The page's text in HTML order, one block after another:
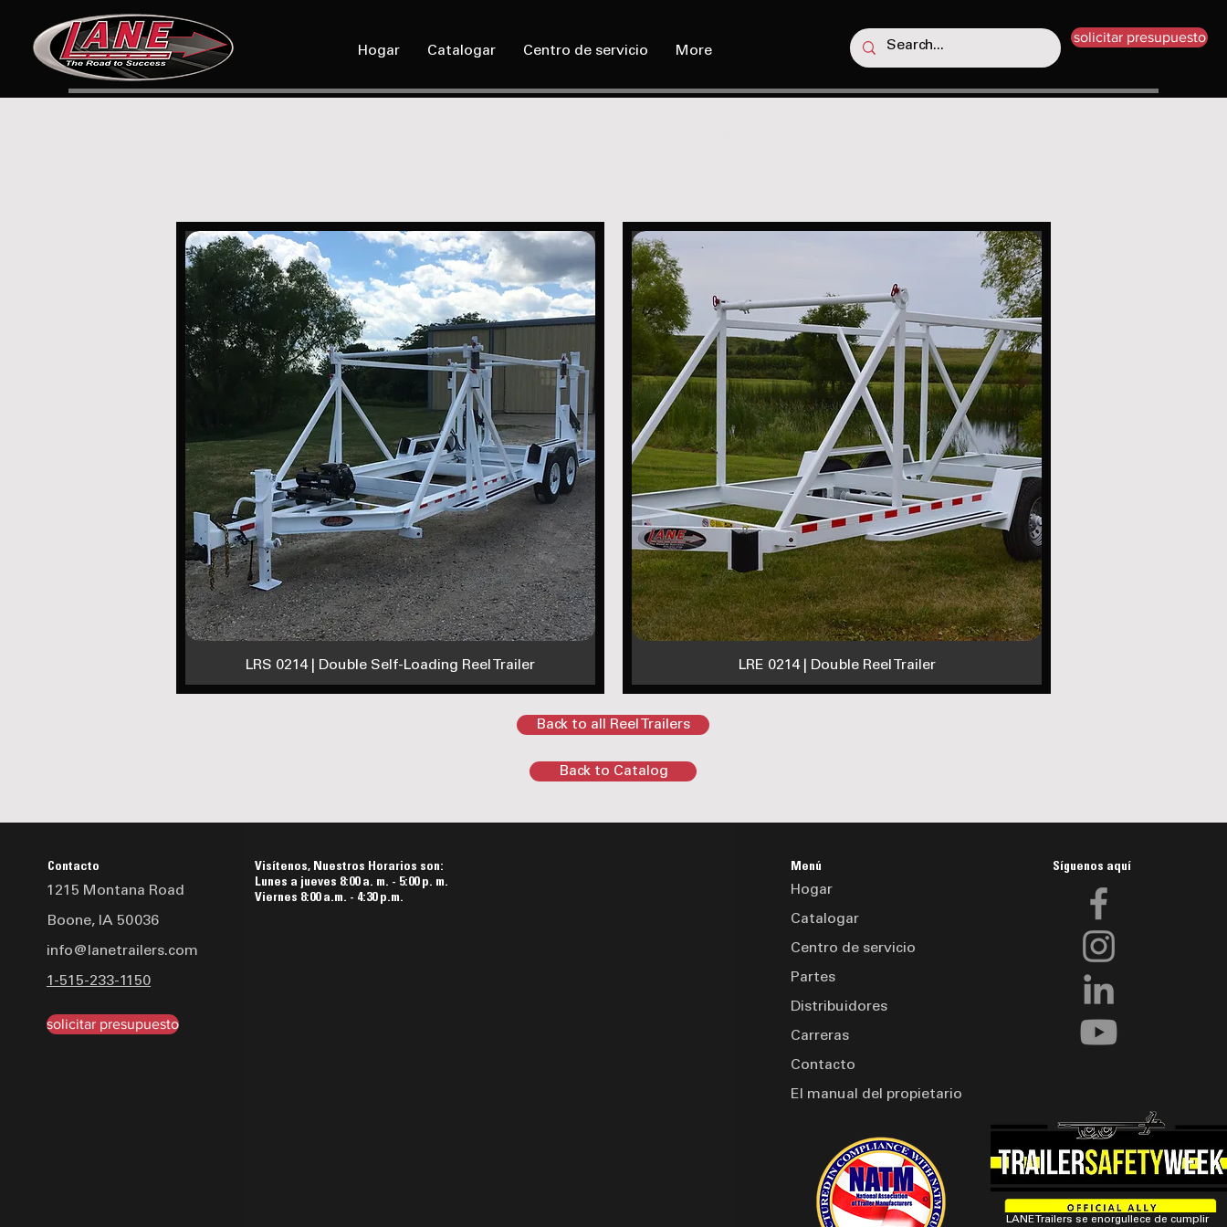
Hogar Catalogar Centro de servicio More
solicitar presupuesto
LRS 0214 | Double Self-Loading Reel Trailer LRE 0214 | Double Reel Trailer
Back to all Reel Trailers
Back to Catalog
Contacto
1215 Montana Road
Boone, IA 50036
info@lanetrailers.com
1-515-233-1150
solicitar presupuesto
Visítenos, Nuestros Horarios son:
Lunes a jueves 8:00 a. m. - 5:00 p. m.
Viernes 8:00 a.m. - 4:30 p.m.
Menú
Hogar
Catalogar
Centro de servicio
Partes
Distribuidores
Carreras
Contacto
El manual del propietario
Síguenos aquí
LANE Trailers se enorgullece de cumplir